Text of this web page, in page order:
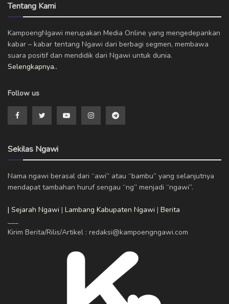
Tentang Kami
KampoengNgawi merupakan Media Online yang mengedepankan
kabar – kabar tentang Ngawi dari berbagi segmen, membawa
suara positif dan mendidik dari Ngawi untuk dunia.
Selengkapnya..
Follow us
Sekilas Ngawi
Nama ngawi berasal dari “awi” atau “bambu” yang selanjutnya
mendapat tambahan huruf sengau “ng” menjadi “ngawi”.
| Sejarah Ngawi | Lambang Kabupaten Ngawi | Berita
___
Kirim Berita/Rilis/Artikel : redaksi@kampoengngawi.com